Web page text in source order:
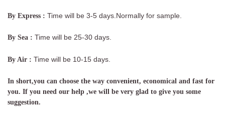
By Express : Time will be 3-5 days.Normally for sample.
By Sea : Time will be 25-30 days.
By Air : Time will be 10-15 days.
In short,you can choose the way convenient, economical and fast for
you. If you need our help ,we will be very glad to give you some
suggestion.